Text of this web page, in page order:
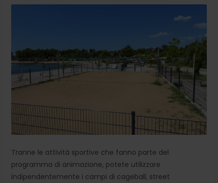
Tranne le attività sportive che fanno parte del
programma di animazione, potete utilizzare
indipendentemente i campi di cageball, street